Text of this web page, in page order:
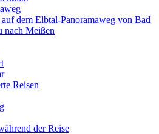
dem Elbtal-Panoramaweg von Bad
nach Meißen
Reisen
der Reise